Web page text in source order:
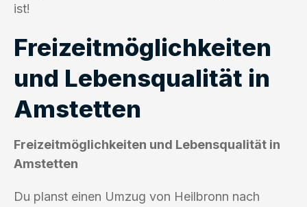
ist!
Freizeitmöglichkeiten
und Lebensqualität in
Amstetten
Freizeitmöglichkeiten und Lebensqualität in
Amstetten
Du planst einen Umzug von Heilbronn nach